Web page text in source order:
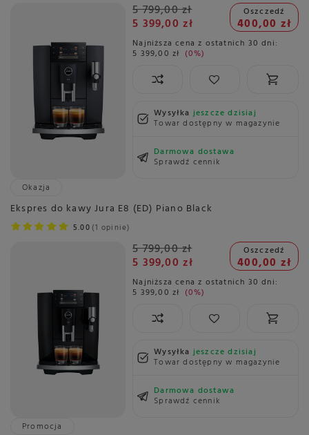
5 799,00 zł
5 399,00 zł
Oszczedź
400,00 zł
Najniższa cena z ostatnich 30 dni:
5 399,00 zł 0%
Wysyłkajeszcze dzisiaj
Towar dostępny w magazynie
Darmowa dostawa
Sprawdź cennik
Okazja
Ekspres do kawy Jura E8 (ED) Piano Black
5.00 1 opinie
5 799,00 zł
5 399,00 zł
Oszczedź
400,00 zł
Najniższa cena z ostatnich 30 dni:
5 399,00 zł 0%
Wysyłkajeszcze dzisiaj
Towar dostępny w magazynie
Darmowa dostawa
Sprawdź cennik
Promocja